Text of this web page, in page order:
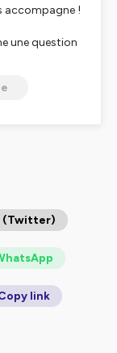
accompagne !
une question
du
(Twitter)
link